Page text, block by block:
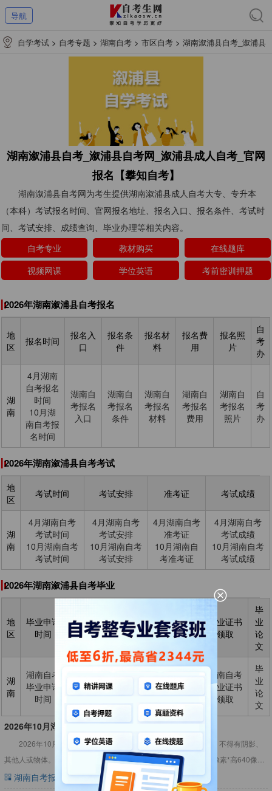
导航
自学考试 > 自考专题 > 湖南自考 > 市区自考 > 湖南溆浦县自考_溆浦县
湖南溆浦县自考_溆浦县自考网_溆浦县成人自考_官网
报名【攀知自考】
湖南溆浦县自考网为考生提供湖南溆浦县成人自考大专、专升本
（本科）考试报名时间、官网报名地址、报名入口、报名条件、考试时
间、考试安排、成绩查询、毕业办理等相关内容。
自考专业
教材购买
在线题库
视频网课
学位英语 考前密训押题
2026年湖南溆浦县自考报名
地
区
报名时间
报名入
口
报名条
件
报名材
料
报名费
用
报名照
片
自
考
办
湖
南
4月湖南
自考报名
时间
10月湖
南自考报
名时间
湖南自
考报名
入口
湖南自
考报名
条件
湖南自
考报名
材料
湖南自
考报名
费用
湖南自
考报名
照片
自
考
办
2026年湖南溆浦县自考考试
地
区
考试时间 考试安排 准考证 考试成绩
湖
南
4月湖南自考
考试时间
10月湖南自考
考试时间
4月湖南自考
考试安排
10月湖南自考
考试安排
4月湖南自考
准考证
10月湖南自
考准考证
4月湖南自考
考试成绩
10月湖南自考
考试成绩
2026年湖南溆浦县自考毕业
地
区
毕业申请
时间
毕业申请
通知
毕业申请
材料
毕业申请
入口
毕业证书
领取
毕
业
论
文
湖
南
湖南自考
毕业申请
时间
毕业申请
毕业申请
材料
毕业申请
入口
湖南自考
毕业证书
领取
毕
业
论
文
2026年10月湖南溆浦县自考照片上传要求
2026年10月湖南溆浦县自考照片上传要求背景应均匀无渐变，不得有阴影、
其他人或物体。只选用浅蓝色(RGB)，电子图像文件规格为宽480像素*高640像
素，分辨率300dpi，24位真彩色等，详情见下
湖南自考报名 湖南自考 2026-07-24